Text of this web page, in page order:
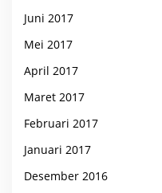
Juni 2017
Mei 2017
April 2017
Maret 2017
Februari 2017
Januari 2017
Desember 2016